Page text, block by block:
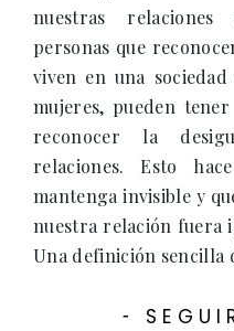
nuestras
personas que
viven en una
mujeres, pueden
reconocer la
relaciones. Esto
mantenga invisible y
nuestra relación fuera
Una definición sencilla
-